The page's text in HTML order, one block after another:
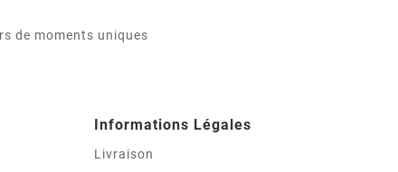
de moments uniques
Informations Légales
Livraison